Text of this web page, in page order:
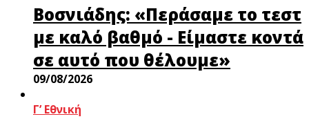
Βοσνιάδης: «Περάσαμε το τεστ
με καλό βαθμό - Είμαστε κοντά
σε αυτό που θέλουμε»
09/08/2026
Γ’ Εθνική